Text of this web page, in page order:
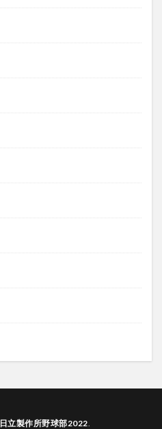
日立製作所野球部2022.